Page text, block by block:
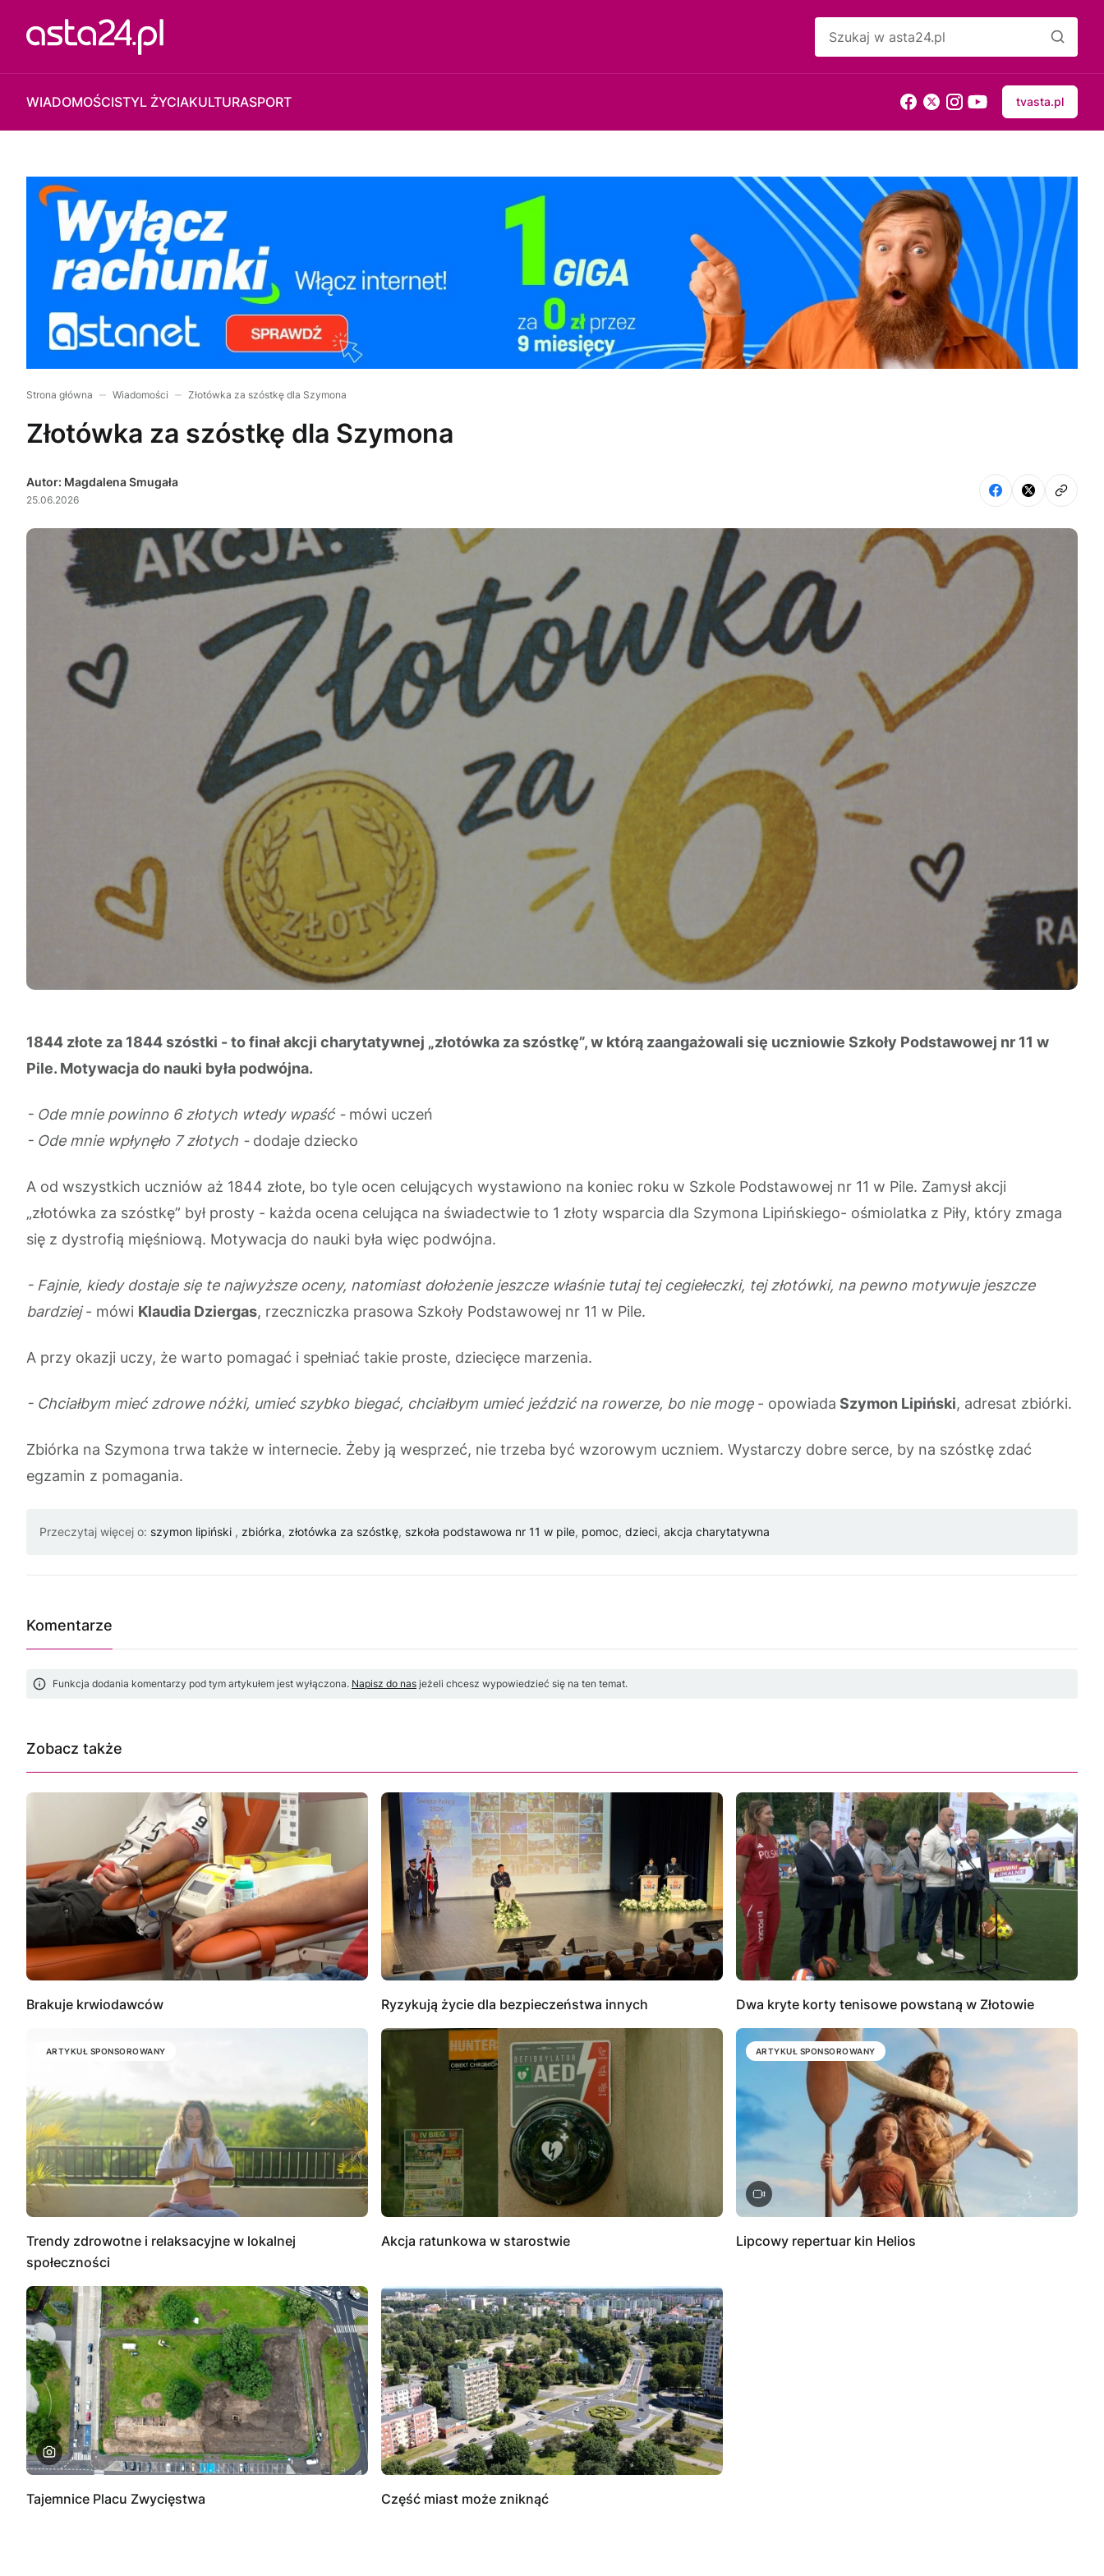
WIADOMOŚCISTYL ŻYCIAKULTURASPORT tvasta.pl
Strona główna Wiadomości Złotówka za szóstkę dla Szymona
Złotówka za szóstkę dla Szymona
Autor: Magdalena Smugała
25.06.2026
1844 złote za 1844 szóstki - to finał akcji charytatywnej „złotówka za szóstkę”, w którą zaangażowali się uczniowie Szkoły Podstawowej nr 11 w
Pile. Motywacja do nauki była podwójna.
- Ode mnie powinno 6 złotych wtedy wpaść - mówi uczeń
- Ode mnie wpłynęło 7 złotych - dodaje dziecko
A od wszystkich uczniów aż 1844 złote, bo tyle ocen celujących wystawiono na koniec roku w Szkole Podstawowej nr 11 w Pile. Zamysł akcji
„złotówka za szóstkę” był prosty - każda ocena celująca na świadectwie to 1 złoty wsparcia dla Szymona Lipińskiego- ośmiolatka z Piły, który zmaga
się z dystrofią mięśniową. Motywacja do nauki była więc podwójna.
- Fajnie, kiedy dostaje się te najwyższe oceny, natomiast dołożenie jeszcze właśnie tutaj tej cegiełeczki, tej złotówki, na pewno motywuje jeszcze
bardziej- mówi Klaudia Dziergas, rzeczniczka prasowa Szkoły Podstawowej nr 11 w Pile.
A przy okazji uczy, że warto pomagać i spełniać takie proste, dziecięce marzenia.
- Chciałbym mieć zdrowe nóżki, umieć szybko biegać, chciałbym umieć jeździć na rowerze, bo nie mogę- opowiada Szymon Lipiński, adresat zbiórki.
Zbiórka na Szymona trwa także w internecie. Żeby ją wesprzeć, nie trzeba być wzorowym uczniem. Wystarczy dobre serce, by na szóstkę zdać
egzamin z pomagania.
Przeczytaj więcej o: szymon lipiński , zbiórka, złotówka za szóstkę, szkoła podstawowa nr 11 w pile, pomoc, dzieci, akcja charytatywna
Komentarze
Funkcja dodania komentarzy pod tym artykułem jest wyłączona. Napisz do nas jeżeli chcesz wypowiedzieć się na ten temat.
Zobacz także
Brakuje krwiodawców Ryzykują życie dla bezpieczeństwa innych Dwa kryte korty tenisowe powstaną w Złotowie
ARTYKUŁ SPONSOROWANY
Trendy zdrowotne i relaksacyjne w lokalnej
społeczności
Akcja ratunkowa w starostwie
ARTYKUŁ SPONSOROWANY
Lipcowy repertuar kin Helios
Tajemnice Placu Zwycięstwa Część miast może zniknąć